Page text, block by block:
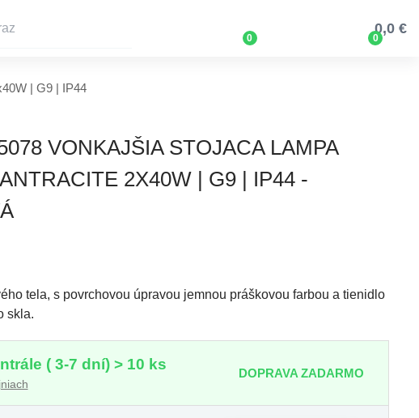
0 0
0,0 €
| G9 | IP44
VONKAJŠIA STOJACA LAMPA
2X40W | G9 | IP44 -
tela, s povrchovou úpravou jemnou práškovou farbou a tienidlo
skla.
( 3-7 dní) > 10 ks DOPRAVA ZADARMO